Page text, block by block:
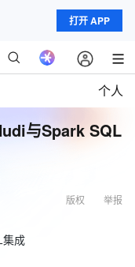
打开 APP
个人
与Spark SQL
举报
版权
集成